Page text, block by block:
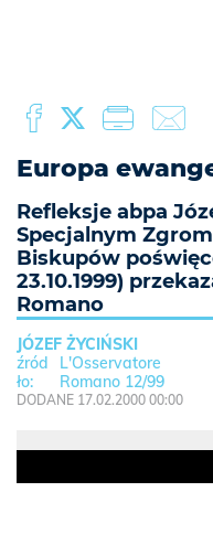
Europa
Refleksje abpa
Specjalnym
Biskupów
23.10.1999)
Romano
JÓZEF ŻYCIŃSKI
L'Osservatore
Romano 12/99
DODANE 17.02.2000 00:00